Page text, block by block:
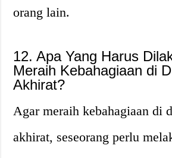
orang lain.
12. Apa Yang Harus
Meraih Kebahagiaan di
Akhirat?
Agar meraih kebahagiaan di
akhirat, seseorang perlu